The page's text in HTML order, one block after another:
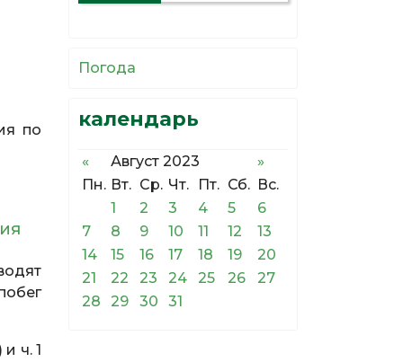
по
ч. 1
Погода
календарь
« Август 2023
»
Пн. Вт. Ср. Чт. Пт. Сб. Вс.
1
2 3 4 5
6
7
8 9 10 11 12
13
14
15 16 17 18 19
20
21
22 23 24 25 26
27
28
29 30 31